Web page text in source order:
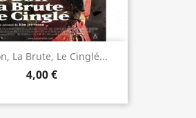
La Brute, Le Cinglé...
4,00 €